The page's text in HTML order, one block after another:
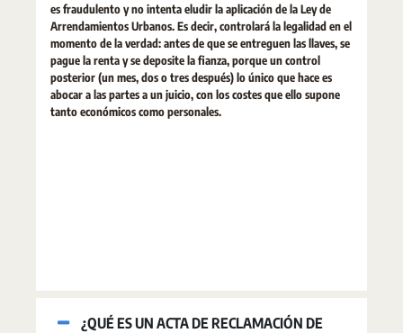
es fraudulento y no intenta eludir la aplicación de la Ley de
Arrendamientos Urbanos. Es decir, controlará la legalidad en el
momento de la verdad: antes de que se entreguen las llaves, se
pague la renta y se deposite la fianza, porque un control
posterior (un mes, dos o tres después) lo único que hace es
abocar a las partes a un juicio, con los costes que ello supone
tanto económicos como personales.
¿QUÉ ES UN ACTA DE RECLAMACIÓN DE